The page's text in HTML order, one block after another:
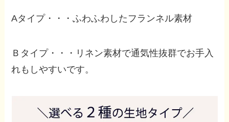
Aタイプ・・・ふわふわしたフランネル素材
Ｂタイプ・・・リネン素材で通気性抜群でお手入
れもしやすいです。